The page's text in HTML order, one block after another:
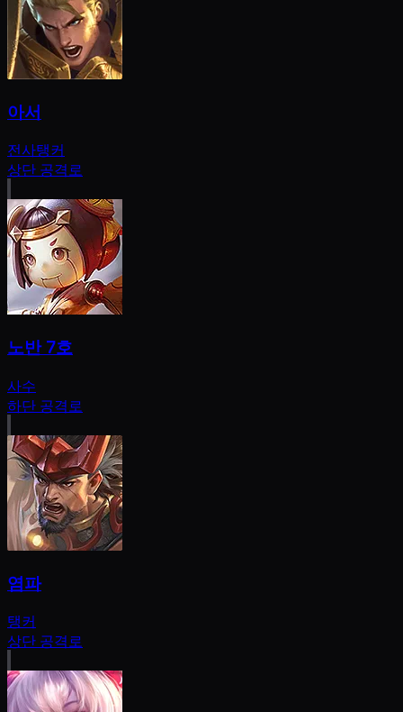
아서
전사탱커
상단 공격로
노반 7호
사수
하단 공격로
염파
탱커
상단 공격로